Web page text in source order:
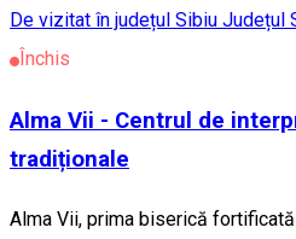
De vizitat în județul Sibiu Județul
Închis
Alma Vii - Centrul de
tradiționale
Alma Vii, prima biserică